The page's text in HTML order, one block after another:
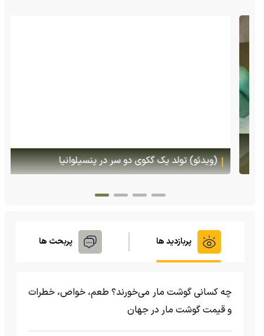
(ویدئو) تولد یک گکوی دو سر در پنسیلوانیا
پربازدید ها پربحث ها
چه کسانی گوشت مار می‌خورند؟ طعم، خواص، خطرات
و قیمت گوشت مار در جهان